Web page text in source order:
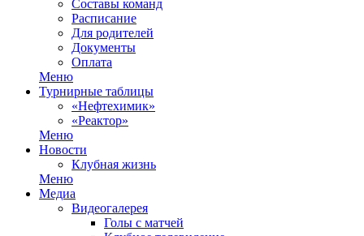
Составы команд
Расписание
Для родителей
Документы
Оплата
Меню
Турнирные таблицы
«Нефтехимик»
«Реактор»
Меню
Новости
Клубная жизнь
Меню
Медиа
Видеогалерея
Голы с матчей